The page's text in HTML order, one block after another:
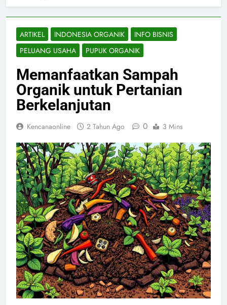
ARTIKEL INDONESIA ORGANIK
INFO BISNIS
PELUANG USAHA
PUPUK ORGANIK
Memanfaatkan Sampah
Organik untuk Pertanian
Berkelanjutan
Kencanaonline 2 Tahun Ago 0 3 Mins